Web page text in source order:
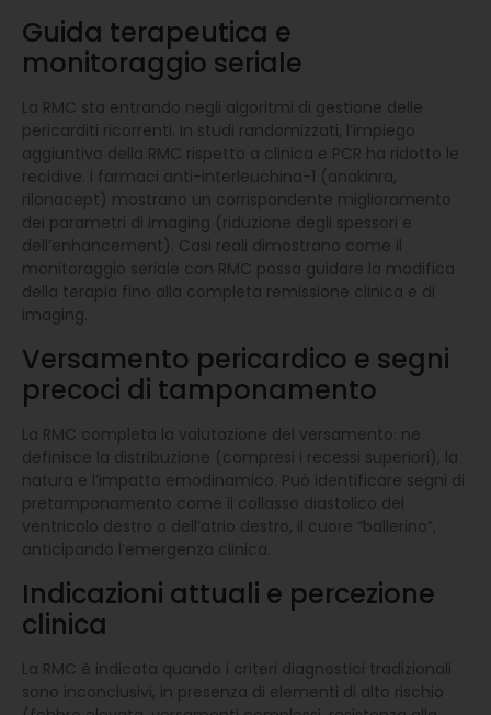
Guida terapeutica e
monitoraggio seriale
La RMC sta entrando negli algoritmi di gestione delle
pericarditi ricorrenti. In studi randomizzati, l’impiego
aggiuntivo della RMC rispetto a clinica e PCR ha ridotto le
recidive. I farmaci anti-interleuchina-1 (anakinra,
rilonacept) mostrano un corrispondente miglioramento
dei parametri di imaging (riduzione degli spessori e
dell’enhancement). Casi reali dimostrano come il
monitoraggio seriale con RMC possa guidare la modifica
della terapia fino alla completa remissione clinica e di
imaging.
Versamento pericardico e segni
precoci di tamponamento
La RMC completa la valutazione del versamento: ne
definisce la distribuzione (compresi i recessi superiori), la
natura e l’impatto emodinamico. Può identificare segni di
pretamponamento come il collasso diastolico del
ventricolo destro o dell’atrio destro, il cuore “ballerino”,
anticipando l’emergenza clinica.
Indicazioni attuali e percezione
clinica
La RMC è indicata quando i criteri diagnostici tradizionali
sono inconclusivi, in presenza di elementi di alto rischio